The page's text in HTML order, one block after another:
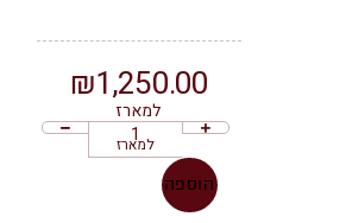
₪1,250.00
למארז
למארז
הוספה